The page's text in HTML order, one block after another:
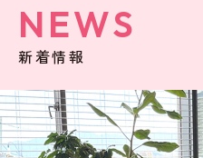
NEWS
新着情報